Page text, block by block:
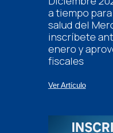
a tiempo
salud del
inscríbete
enero y
fiscales
Ver Artículo